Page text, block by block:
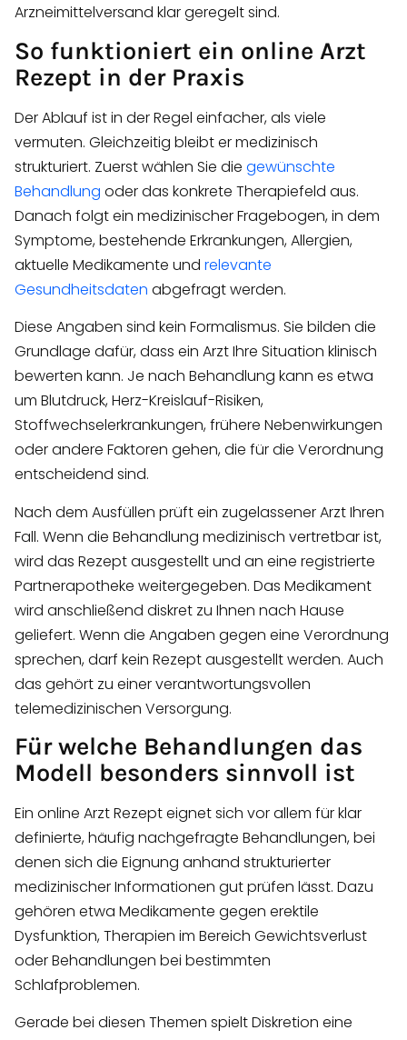
Arzneimittelversand klar geregelt sind.
So funktioniert ein online Arzt
Rezept in der Praxis
Der Ablauf ist in der Regel einfacher, als viele
vermuten. Gleichzeitig bleibt er medizinisch
strukturiert. Zuerst wählen Sie die gewünschte
Behandlung oder das konkrete Therapiefeld aus.
Danach folgt ein medizinischer Fragebogen, in dem
Symptome, bestehende Erkrankungen, Allergien,
aktuelle Medikamente und relevante
Gesundheitsdaten abgefragt werden.
Diese Angaben sind kein Formalismus. Sie bilden die
Grundlage dafür, dass ein Arzt Ihre Situation klinisch
bewerten kann. Je nach Behandlung kann es etwa
um Blutdruck, Herz-Kreislauf-Risiken,
Stoffwechselerkrankungen, frühere Nebenwirkungen
oder andere Faktoren gehen, die für die Verordnung
entscheidend sind.
Nach dem Ausfüllen prüft ein zugelassener Arzt Ihren
Fall. Wenn die Behandlung medizinisch vertretbar ist,
wird das Rezept ausgestellt und an eine registrierte
Partnerapotheke weitergegeben. Das Medikament
wird anschließend diskret zu Ihnen nach Hause
geliefert. Wenn die Angaben gegen eine Verordnung
sprechen, darf kein Rezept ausgestellt werden. Auch
das gehört zu einer verantwortungsvollen
telemedizinischen Versorgung.
Für welche Behandlungen das
Modell besonders sinnvoll ist
Ein online Arzt Rezept eignet sich vor allem für klar
definierte, häufig nachgefragte Behandlungen, bei
denen sich die Eignung anhand strukturierter
medizinischer Informationen gut prüfen lässt. Dazu
gehören etwa Medikamente gegen erektile
Dysfunktion, Therapien im Bereich Gewichtsverlust
oder Behandlungen bei bestimmten
Schlafproblemen.
Gerade bei diesen Themen spielt Diskretion eine